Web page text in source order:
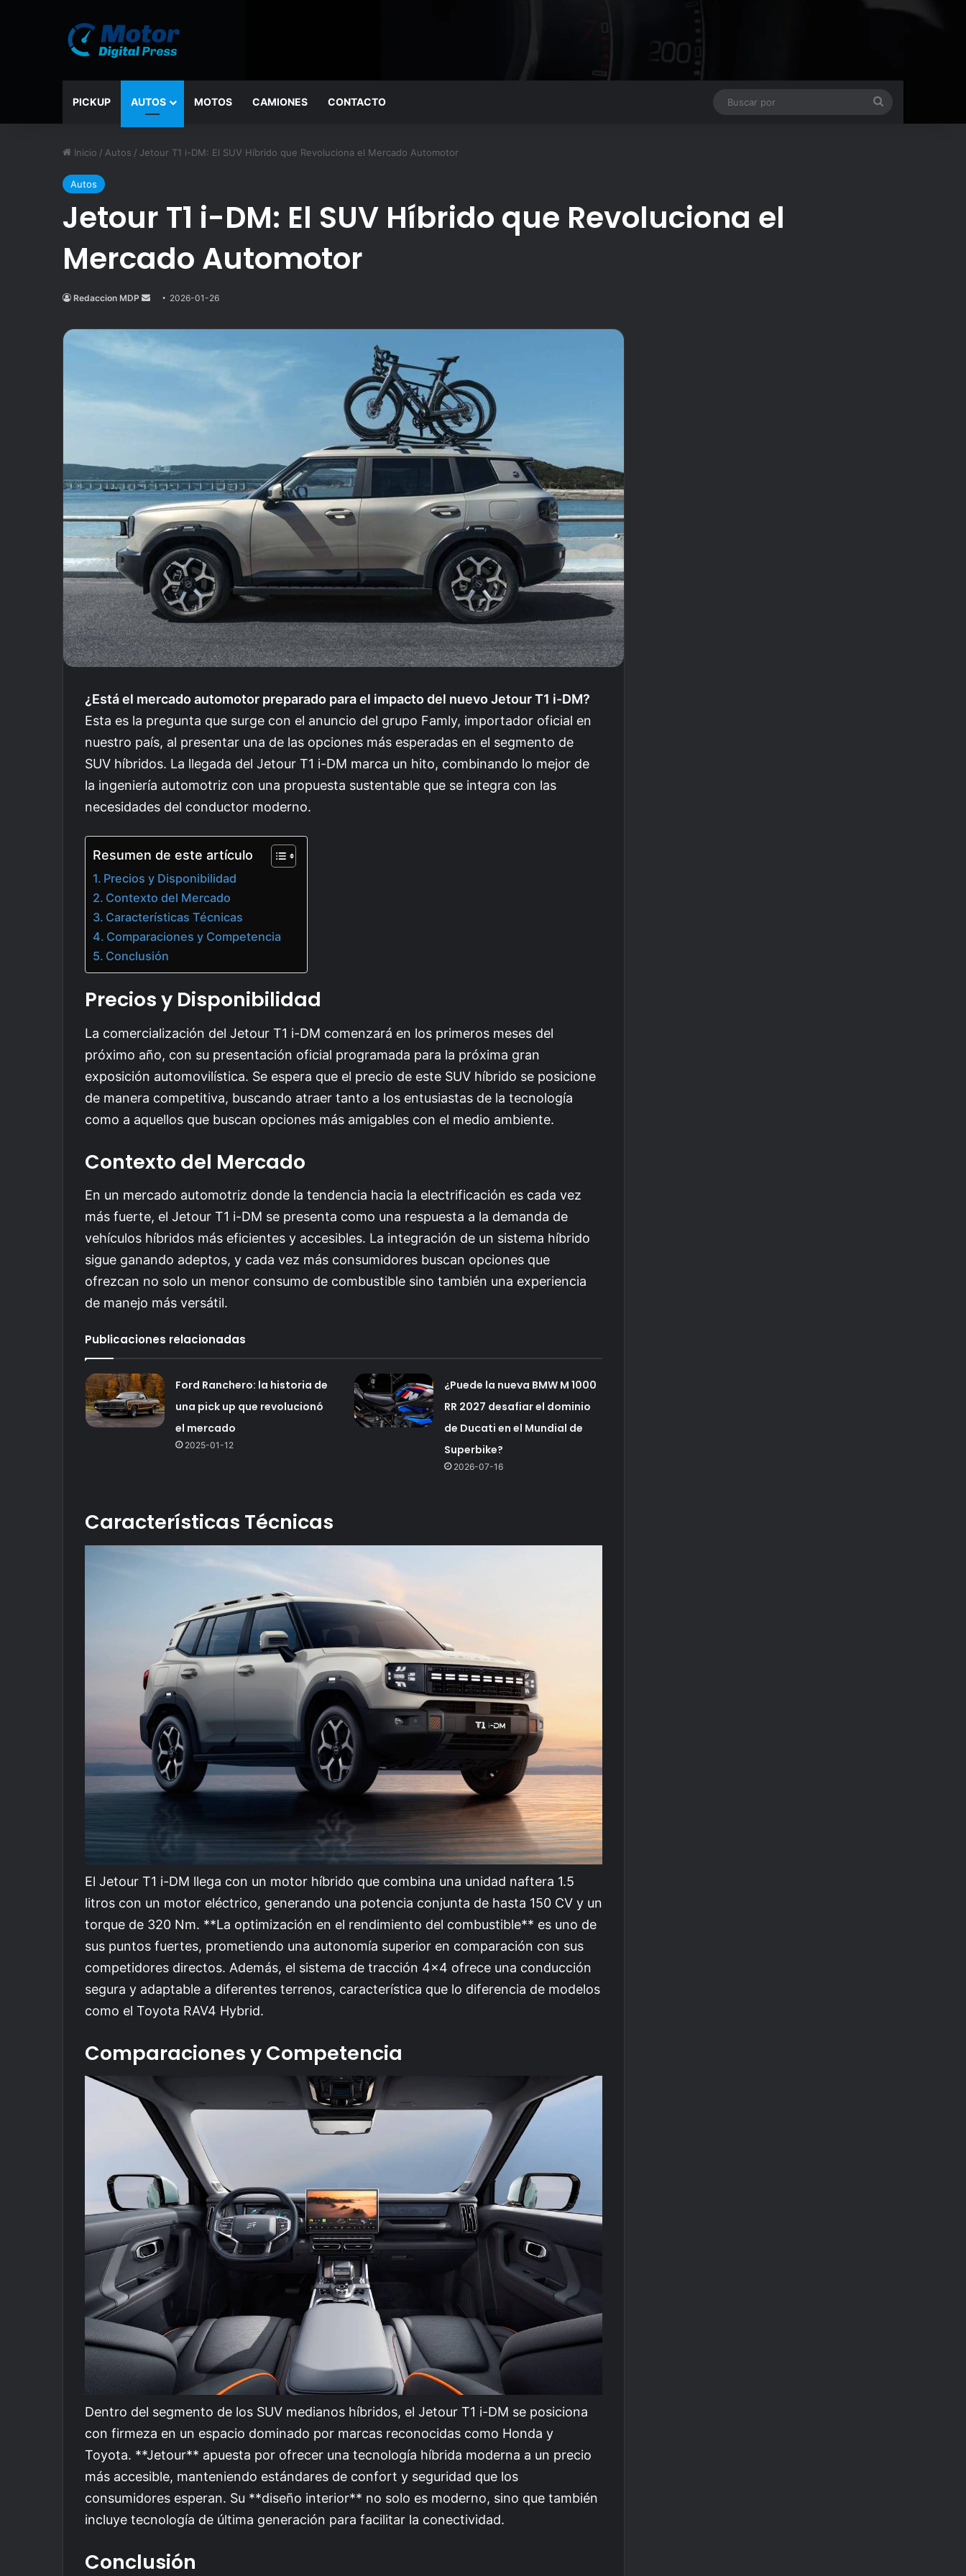
PICKUP AUTOS MOTOS CAMIONES CONTACTO
Inicio / Autos / Jetour T1 i-DM: El SUV Híbrido que Revoluciona el Mercado Automotor
Autos
Jetour T1 i-DM: El SUV Híbrido que Revoluciona el
Mercado Automotor
Redaccion MDP
Send
email
2026-01-26
¿Está el mercado automotor preparado para el impacto del nuevo Jetour T1 i-DM?
Esta es la pregunta que surge con el anuncio del grupo Famly, importador oficial en
nuestro país, al presentar una de las opciones más esperadas en el segmento de
SUV híbridos. La llegada del Jetour T1 i-DM marca un hito, combinando lo mejor de
la ingeniería automotriz con una propuesta sustentable que se integra con las
necesidades del conductor moderno.
Resumen de este artículo
Precios y Disponibilidad
Contexto del Mercado
Características Técnicas
Comparaciones y Competencia
Conclusión
Precios y Disponibilidad
La comercialización del Jetour T1 i-DM comenzará en los primeros meses del
próximo año, con su presentación oficial programada para la próxima gran
exposición automovilística. Se espera que el precio de este SUV híbrido se posicione
de manera competitiva, buscando atraer tanto a los entusiastas de la tecnología
como a aquellos que buscan opciones más amigables con el medio ambiente.
Contexto del Mercado
En un mercado automotriz donde la tendencia hacia la electrificación es cada vez
más fuerte, el Jetour T1 i-DM se presenta como una respuesta a la demanda de
vehículos híbridos más eficientes y accesibles. La integración de un sistema híbrido
sigue ganando adeptos, y cada vez más consumidores buscan opciones que
ofrezcan no solo un menor consumo de combustible sino también una experiencia
de manejo más versátil.
Publicaciones relacionadas
Ford Ranchero: la historia de
una pick up que revolucionó
el mercado
2025-01-12
¿Puede la nueva BMW M 1000
RR 2027 desafiar el dominio
de Ducati en el Mundial de
Superbike?
2026-07-16
Características Técnicas
El Jetour T1 i-DM llega con un motor híbrido que combina una unidad naftera 1.5
litros con un motor eléctrico, generando una potencia conjunta de hasta 150 CV y un
torque de 320 Nm. **La optimización en el rendimiento del combustible** es uno de
sus puntos fuertes, prometiendo una autonomía superior en comparación con sus
competidores directos. Además, el sistema de tracción 4×4 ofrece una conducción
segura y adaptable a diferentes terrenos, característica que lo diferencia de modelos
como el Toyota RAV4 Hybrid.
Comparaciones y Competencia
Dentro del segmento de los SUV medianos híbridos, el Jetour T1 i-DM se posiciona
con firmeza en un espacio dominado por marcas reconocidas como Honda y
Toyota. **Jetour** apuesta por ofrecer una tecnología híbrida moderna a un precio
más accesible, manteniendo estándares de confort y seguridad que los
consumidores esperan. Su **diseño interior** no solo es moderno, sino que también
incluye tecnología de última generación para facilitar la conectividad.
Conclusión